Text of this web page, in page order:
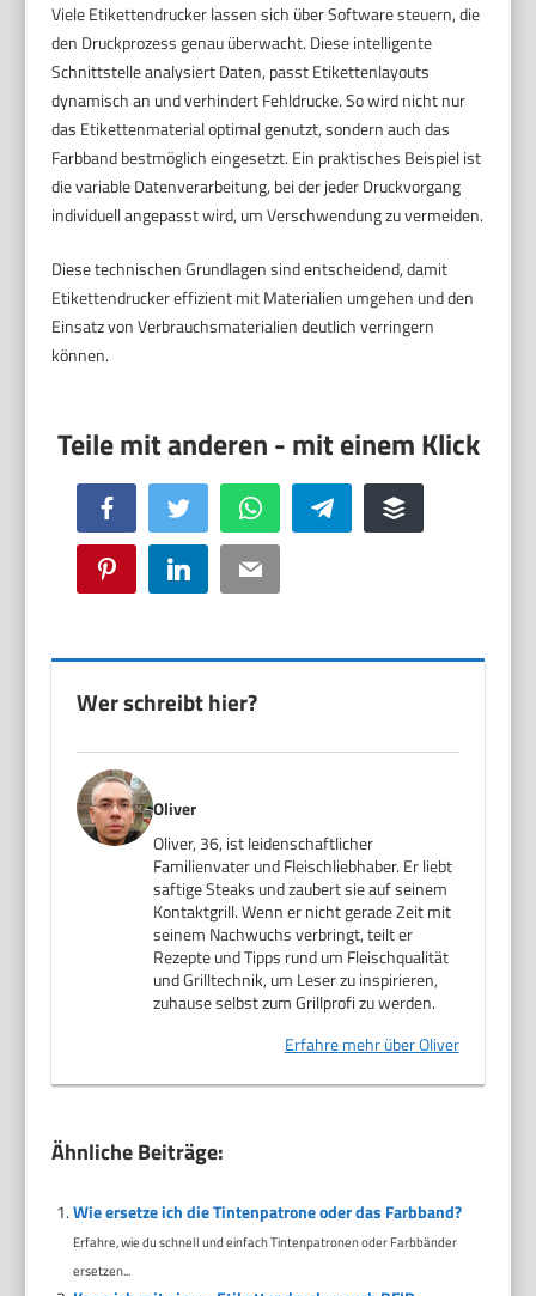
Viele Etikettendrucker lassen sich über Software steuern, die
den Druckprozess genau überwacht. Diese intelligente
Schnittstelle analysiert Daten, passt Etikettenlayouts
dynamisch an und verhindert Fehldrucke. So wird nicht nur
das Etikettenmaterial optimal genutzt, sondern auch das
Farbband bestmöglich eingesetzt. Ein praktisches Beispiel ist
die variable Datenverarbeitung, bei der jeder Druckvorgang
individuell angepasst wird, um Verschwendung zu vermeiden.
Diese technischen Grundlagen sind entscheidend, damit
Etikettendrucker effizient mit Materialien umgehen und den
Einsatz von Verbrauchsmaterialien deutlich verringern
können.
Facebook Twitter WhatsApp Telegram Buffer
Pinterest LinkedIn Email
Wer schreibt hier?
Oliver
Oliver, 36, ist leidenschaftlicher
Familienvater und Fleischliebhaber. Er liebt
saftige Steaks und zaubert sie auf seinem
Kontaktgrill. Wenn er nicht gerade Zeit mit
seinem Nachwuchs verbringt, teilt er
Rezepte und Tipps rund um Fleischqualität
und Grilltechnik, um Leser zu inspirieren,
zuhause selbst zum Grillprofi zu werden.
Erfahre mehr über Oliver
Ähnliche Beiträge:
Wie ersetze ich die Tintenpatrone oder das Farbband?
Erfahre, wie du schnell und einfach Tintenpatronen oder Farbbänder
ersetzen...